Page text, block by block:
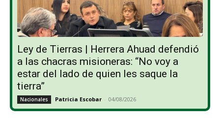
Ley de Tierras | Herrera Ahuad defendió
a las chacras misioneras: “No voy a
estar del lado de quien les saque la
tierra”
Nacionales Patricia Escobar - 04/08/2026